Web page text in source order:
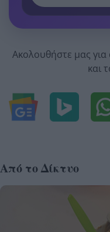
Ακολουθήστε μας για
και
Από το Δίκτυο